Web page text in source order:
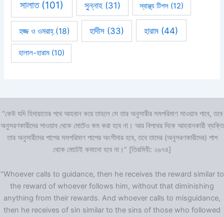
সালাত(101) সুন্নাহ (31) স্বাস্থ্য টিপস (12)
হজ্জ ও ওমরাহ্‌(18) হাদীস(33) হারাম (44)
হালাল-হারাম(10)
“কেউ যদি হিদায়াতের পথে আহবান করে তাহলে সে তার অনুসারীর সমপরিমাণ সাওয়াব পাবে, তবে
অনুসরণকারীদের সাওয়াব থেকে মোটেও কম করা হবে না। আর বিপথের দিকে আহবানকারী ব্যক্তি
তার অনুসারীদের পাপের সমপরিমাণ পাপের অংশীদার হবে, তবে তাদের (অনুসরণকারীদের) পাপ
থেকে মোটেই কমানো হবে না।” [তিরমিযী: ২৬৭৪]
“Whoever calls to guidance, then he receives the reward similar to
the reward of whoever follows him, without that diminishing
anything from their rewards. And whoever calls to misguidance,
then he receives of sin similar to the sins of those who followed